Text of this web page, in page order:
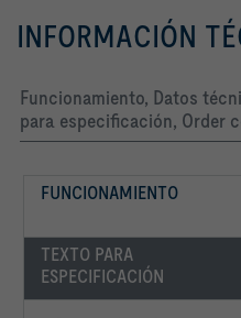
INFORMACIÓN
Funcionamiento, Datos
para especificación, Order
FUNCIONAMIENTO
TEXTO PARA
ESPECIFICACIÓN